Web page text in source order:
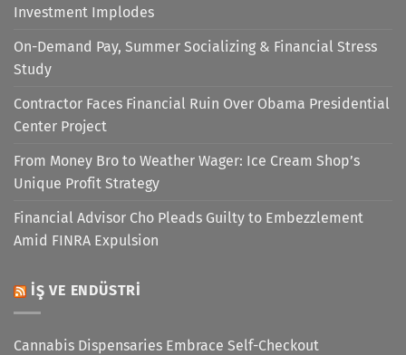
Investment Implodes
On-Demand Pay, Summer Socializing & Financial Stress
Study
Contractor Faces Financial Ruin Over Obama Presidential
Center Project
From Money Bro to Weather Wager: Ice Cream Shop’s
Unique Profit Strategy
Financial Advisor Cho Pleads Guilty to Embezzlement
Amid FINRA Expulsion
İŞ VE ENDÜSTRI
Cannabis Dispensaries Embrace Self-Checkout